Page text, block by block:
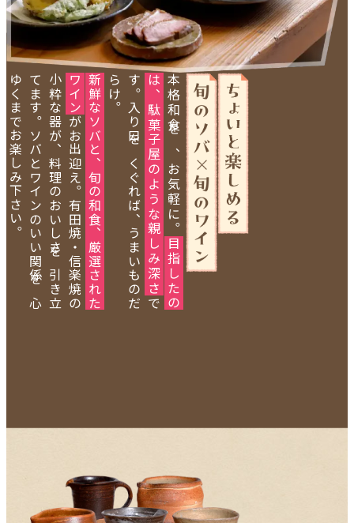
本格和食を、お気軽に。
目
指
し
た
の
は、
駄
菓
子
屋
の
よ
う
な
親
し
み
深
さ
で
す 。
入
り
口
を
く
ぐ
れ
ば
、
う
ま
い
も
の
だ
ら け
。
新
鮮
な
ソ
バ
と
、
旬
の
和
食
、
厳
選
さ
れ
た
ワ
イ
ン
が
お
出
迎
え
。
有
田
焼
・
信
楽
焼
の
小粋
な
器
が
、
料
理
の
お
い
し
さ
を
引
き
立
てま
す
。
ソ
バ
と
ワ
イ
ン
の
い
い
関
係
を
心
ゆく
ま
で
お
楽
し
み
下
さ
い
。